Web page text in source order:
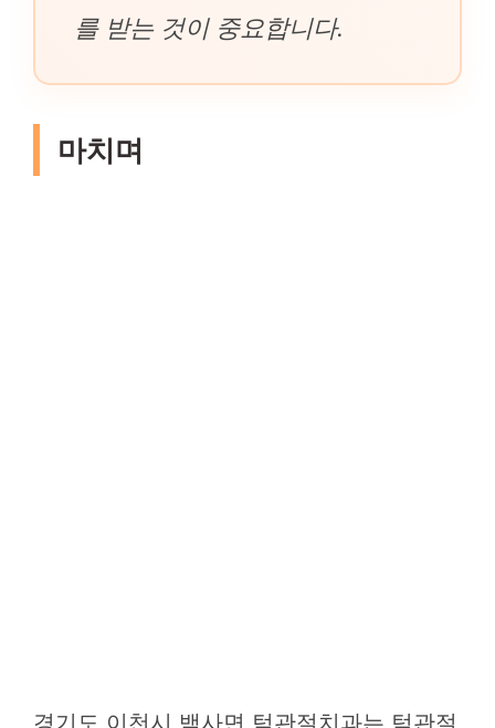
를 받는 것이 중요합니다.
마치며
경기도 이천시 백사면 턱관절치과는 턱관절